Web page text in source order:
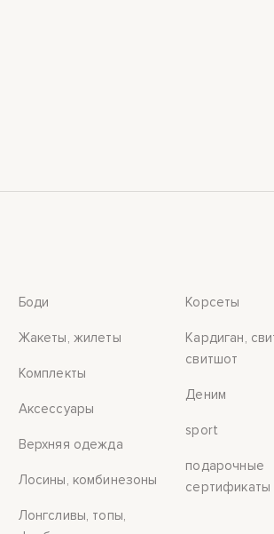
Боди
Жакеты, жилеты
Комплекты
Аксессуары
Верхняя одежда
Лосины, комбинезоны
Лонгсливы, топы,
Корсеты
Кардиган,
свитшот
Деним
sport
подарочные
сертификаты